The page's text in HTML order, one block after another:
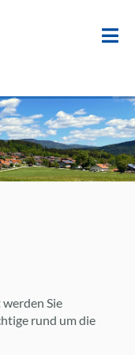
Sie
rund um die